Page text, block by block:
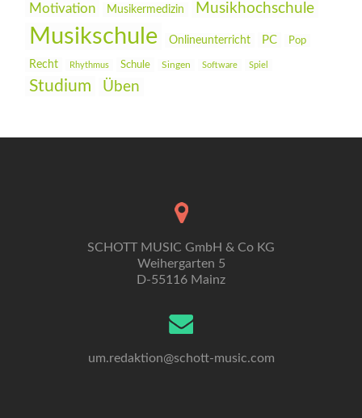
Motivation Musikermedizin Musikhochschule
Musikschule Onlineunterricht PC Pop
Recht Rhythmus Schule Singen Software Spiel
Studium Üben
SCHOTT MUSIC GmbH & Co KG
Weihergarten 5
D-55116 Mainz
um.redaktion@schott-music.com